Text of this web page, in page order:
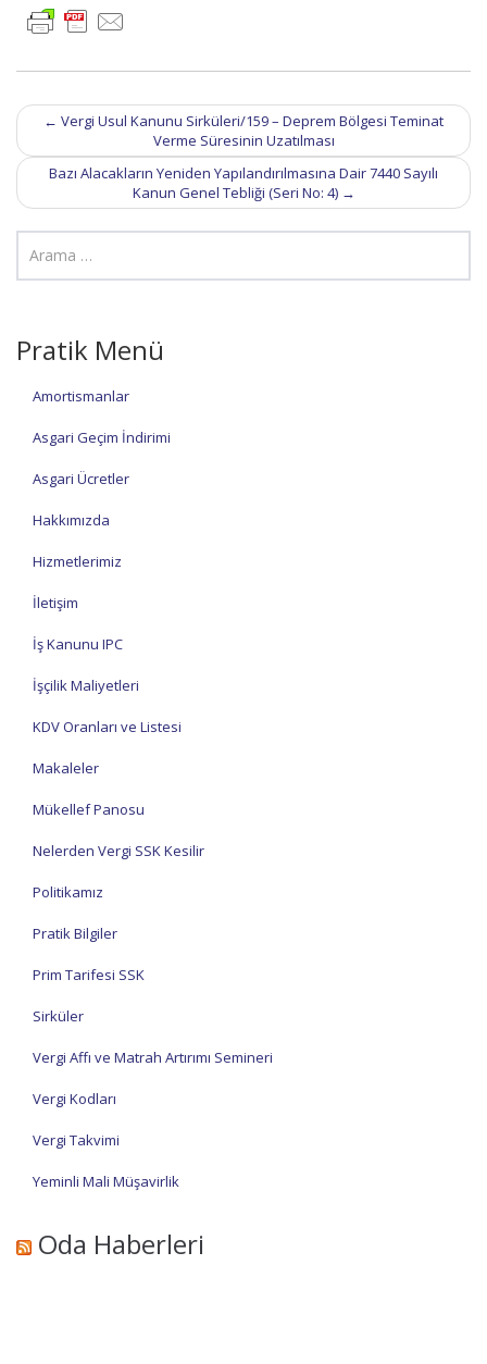
Post
navigation
← Vergi Usul Kanunu Sirküleri/159 – Deprem Bölgesi Teminat
Verme Süresinin Uzatılması
Bazı Alacakların Yeniden Yapılandırılmasına Dair 7440 Sayılı
Kanun Genel Tebliği (Seri No: 4) →
Pratik Menü
Amortismanlar
Asgari Geçim İndirimi
Asgari Ücretler
Hakkımızda
Hizmetlerimiz
İletişim
İş Kanunu IPC
İşçilik Maliyetleri
KDV Oranları ve Listesi
Makaleler
Mükellef Panosu
Nelerden Vergi SSK Kesilir
Politikamız
Pratik Bilgiler
Prim Tarifesi SSK
Sirküler
Vergi Affı ve Matrah Artırımı Semineri
Vergi Kodları
Vergi Takvimi
Yeminli Mali Müşavirlik
Oda Haberleri